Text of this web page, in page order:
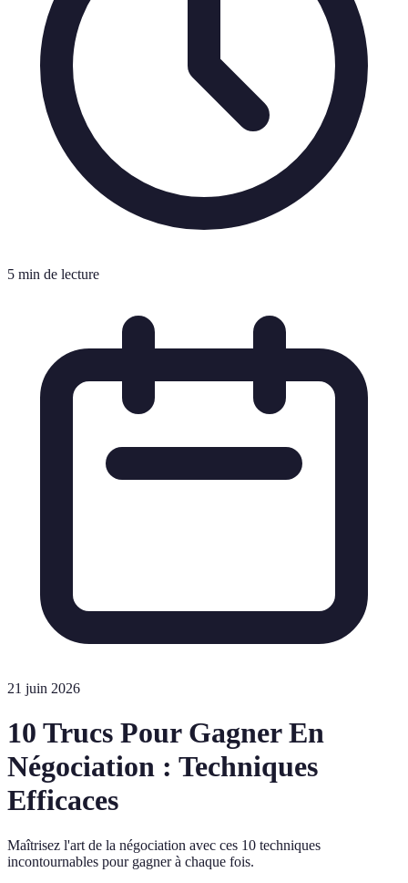
5 min de lecture
21 juin 2026
10 Trucs Pour Gagner En
Négociation : Techniques
Efficaces
Maîtrisez l'art de la négociation avec ces 10 techniques
incontournables pour gagner à chaque fois.